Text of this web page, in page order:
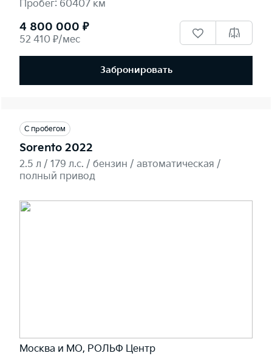
Пробег: 60407 км
4 800 000 ₽
52 410 ₽/мес
Забронировать
С пробегом
Sorento 2022
2.5 л / 179 л.c. / бензин / автоматическая /
полный привод
Москва и МО, РОЛЬФ Центр